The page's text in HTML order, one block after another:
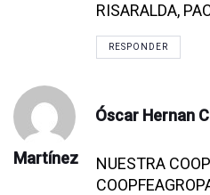
RISARALDA,
RESPONDER
Óscar Hernan
Martínez
NUESTRA